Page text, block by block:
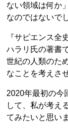
ない領域は何か
なのではないで
『サピエンス全
ハラリ氏の著書
世紀の人類のた
なことを考えさ
2020年最初の今
して、私が考え
てみたいと思い